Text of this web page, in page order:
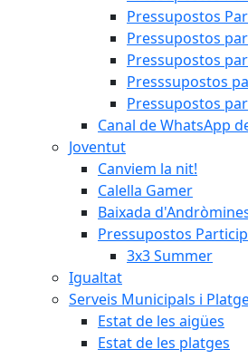
Pressupostos
Pressupostos
Pressupostos
Presssupostos
Pressupostos
Canal de WhatsApp
Joventut
Canviem la nit!
Calella Gamer
Baixada
Pressupostos
3x3 Summer
Igualtat
Serveis Municipals i
Estat de les aigües
Estat de les platges